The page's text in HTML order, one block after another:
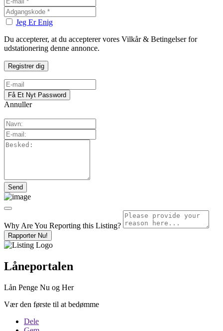
Jeg Er Enig
Du accepterer, at du accepterer vores Vilkår & Betingelser for
udstationering denne annonce.
Annuller
Why Are You Reporting this Listing?
Rapporter Nu!
Låneportalen
Lån Penge Nu og Her
Vær den første til at bedømme
Dele